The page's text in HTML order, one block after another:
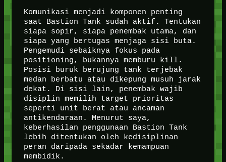
Komunikasi menjadi komponen penting
saat Bastion Tank sudah aktif. Tentukan
siapa sopir, siapa penembak utama, dan
siapa yang bertugas menjaga sisi buta.
Pengemudi sebaiknya fokus pada
positioning, bukannya memburu kill.
Posisi buruk berujung tank terjebak
medan berbatu atau dikepung musuh jarak
dekat. Di sisi lain, penembak wajib
disiplin memilih target prioritas
seperti unit berat atau ancaman
antikendaraan. Menurut saya,
keberhasilan penggunaan Bastion Tank
lebih ditentukan oleh kedisiplinan
peran daripada sekadar kemampuan
membidik.